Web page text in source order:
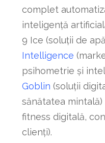
complet
inteligență
9 Ice (soluții de
Intelligence
psihometrie și
Goblin (soluții
sănătatea mintală)
fitness digitală,
clienți).